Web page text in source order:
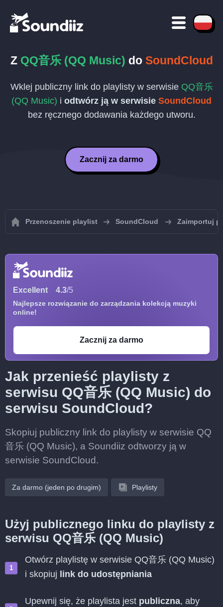
Z QQ音乐 (QQ Music) do SoundCloud
Wklej publiczny link do playlisty w serwisie QQ音乐
(QQ Music) i odtwórz ją w serwisie SoundCloud
bez ręcznego dodawania każdego utworu.
Zacznij za darmo
Przenoszenie playlist SoundCloud Zaimportuj
Excellent 4.3/5
Najlepsze rozwiązanie do zarządzania kolekcją muzyki
online!
Zacznij za darmo
Jak przenieść playlisty z
serwisu QQ音乐 (QQ Music) do
serwisu SoundCloud?
Skopiuj publiczny link do playlisty w serwisie QQ
音乐 (QQ Music), a Soundiiz odtworzy ją w
serwisie SoundCloud.
Za darmo (jeden po drugim) Playlisty
Użyj publicznego linku do playlisty z
serwisu QQ音乐 (QQ Music)
Otwórz playlistę w serwisie QQ音乐 (QQ Music)
i skopiuj link do udostępniania
Upewnij się, że playlista jest publiczna, aby